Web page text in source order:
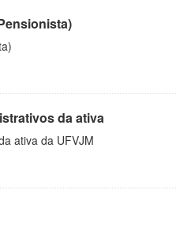
da ativa
ativa da UFVJM